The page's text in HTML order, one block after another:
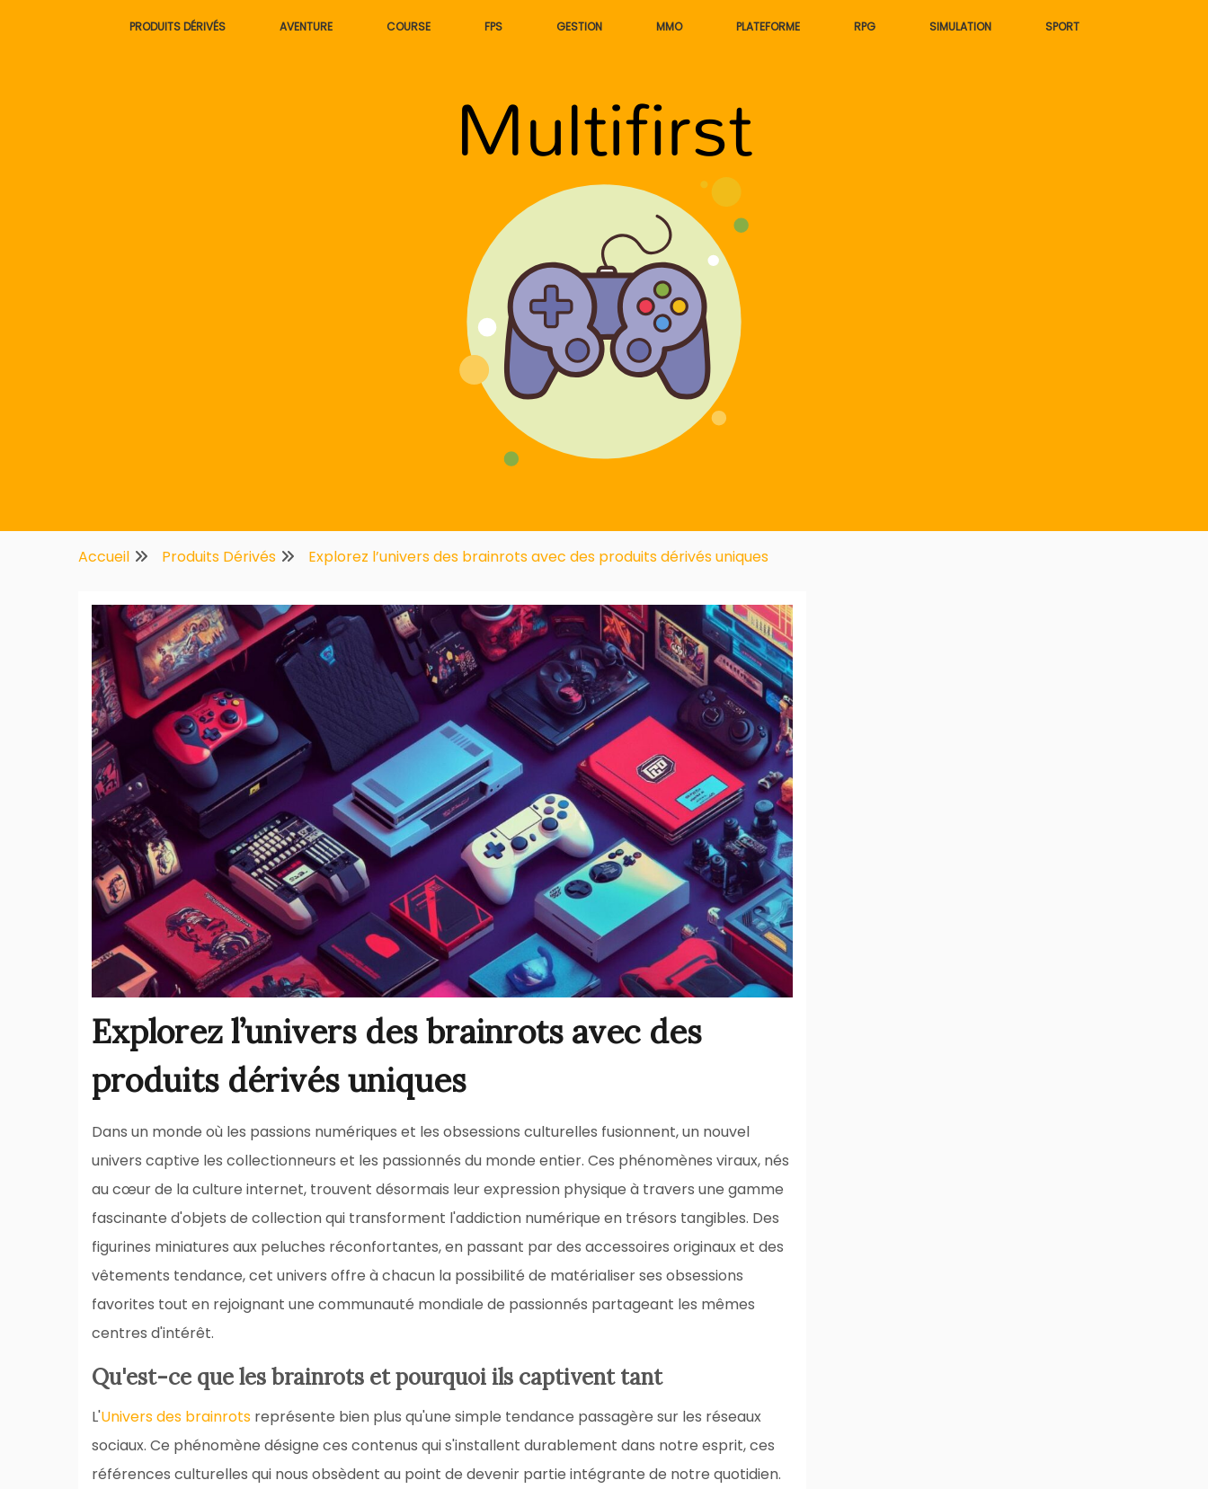
PRODUITS DÉRIVÉS AVENTURE COURSE FPS GESTION MMO PLATEFORME RPG SIMULATION SPORT
Multifirstnet
Accueil Produits Dérivés Explorez l’univers des brainrots avec des produits dérivés uniques
Explorez l’univers des brainrots avec des
produits dérivés uniques
Dans un monde où les passions numériques et les obsessions culturelles fusionnent, un nouvel
univers captive les collectionneurs et les passionnés du monde entier. Ces phénomènes viraux, nés
au cœur de la culture internet, trouvent désormais leur expression physique à travers une gamme
fascinante d'objets de collection qui transforment l'addiction numérique en trésors tangibles. Des
figurines miniatures aux peluches réconfortantes, en passant par des accessoires originaux et des
vêtements tendance, cet univers offre à chacun la possibilité de matérialiser ses obsessions
favorites tout en rejoignant une communauté mondiale de passionnés partageant les mêmes
centres d'intérêt.
Qu'est-ce que les brainrots et pourquoi ils captivent tant
L'Univers des brainrots représente bien plus qu'une simple tendance passagère sur les réseaux
sociaux. Ce phénomène désigne ces contenus qui s'installent durablement dans notre esprit, ces
références culturelles qui nous obsèdent au point de devenir partie intégrante de notre quotidien.